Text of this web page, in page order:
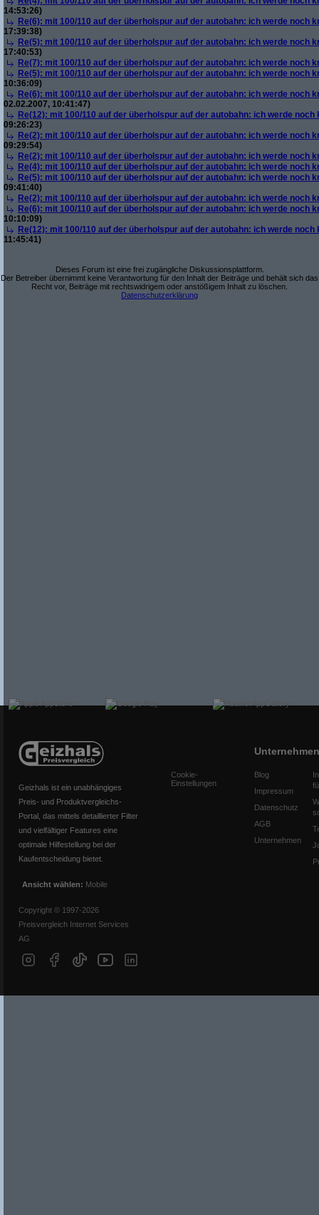
14:53:26)
Re(6): mit 100/110 auf der überholspur auf der autobahn: ich werde noch
17:39:38)
Re(5): mit 100/110 auf der überholspur auf der autobahn: ich werde noch
17:40:53)
Re(7): mit 100/110 auf der überholspur auf der autobahn: ich werde noch
Re(5): mit 100/110 auf der überholspur auf der autobahn: ich werde noch
10:36:09)
Re(6): mit 100/110 auf der überholspur auf der autobahn: ich werde noch
02.02.2007, 10:41:47)
Re(12): mit 100/110 auf der überholspur auf der autobahn: ich werde noch
09:26:23)
Re(2): mit 100/110 auf der überholspur auf der autobahn: ich werde noch
09:29:54)
Re(2): mit 100/110 auf der überholspur auf der autobahn: ich werde noch
Re(4): mit 100/110 auf der überholspur auf der autobahn: ich werde noch
Re(5): mit 100/110 auf der überholspur auf der autobahn: ich werde noch
09:41:40)
Re(2): mit 100/110 auf der überholspur auf der autobahn: ich werde noch
Re(6): mit 100/110 auf der überholspur auf der autobahn: ich werde noch
10:10:09)
Re(12): mit 100/110 auf der überholspur auf der autobahn: ich werde noch
11:45:41)
Dieses Forum ist eine frei zugängliche Diskussionsplattform.
Der Betreiber übernimmt keine Verantwortung für den Inhalt der Beiträge und behält sich das
Recht vor, Beiträge mit rechtswidrigem oder anstößigem Inhalt zu löschen.
Datenschutzerklärung
Geizhals ist ein unabhängiges
Preis- und Produktvergleichs-
Portal, das mittels detaillierter Filter
und vielfältiger Features eine
optimale Hilfestellung bei der
Kaufentscheidung bietet.
Ansicht wählen: Mobile
Copyright © 1997-2026
Preisvergleich Internet Services
AG
Cookie-
Einstellungen
Unternehmen
Blog
Impressum
Datenschutz
AGB
Unternehmen